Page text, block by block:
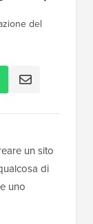
del
un sito
di
uno